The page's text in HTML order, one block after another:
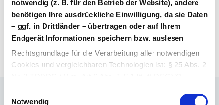
notwendig (z. B. für den Betrieb der Website), andere
benötigen Ihre ausdrückliche Einwilligung, da sie Daten
– ggf. in Drittländer – übertragen oder auf Ihrem
Endgerät Informationen speichern bzw. auslesen
Rechtsgrundlage für die Verarbeitung aller notwendigen
Cookies und vergleichbaren Technologien ist: § 25 Abs. 2
Rechtsgrundlage für die Verarbeitung aller weiteren
Notwendig
Login Arzneimittel Konto erstellen